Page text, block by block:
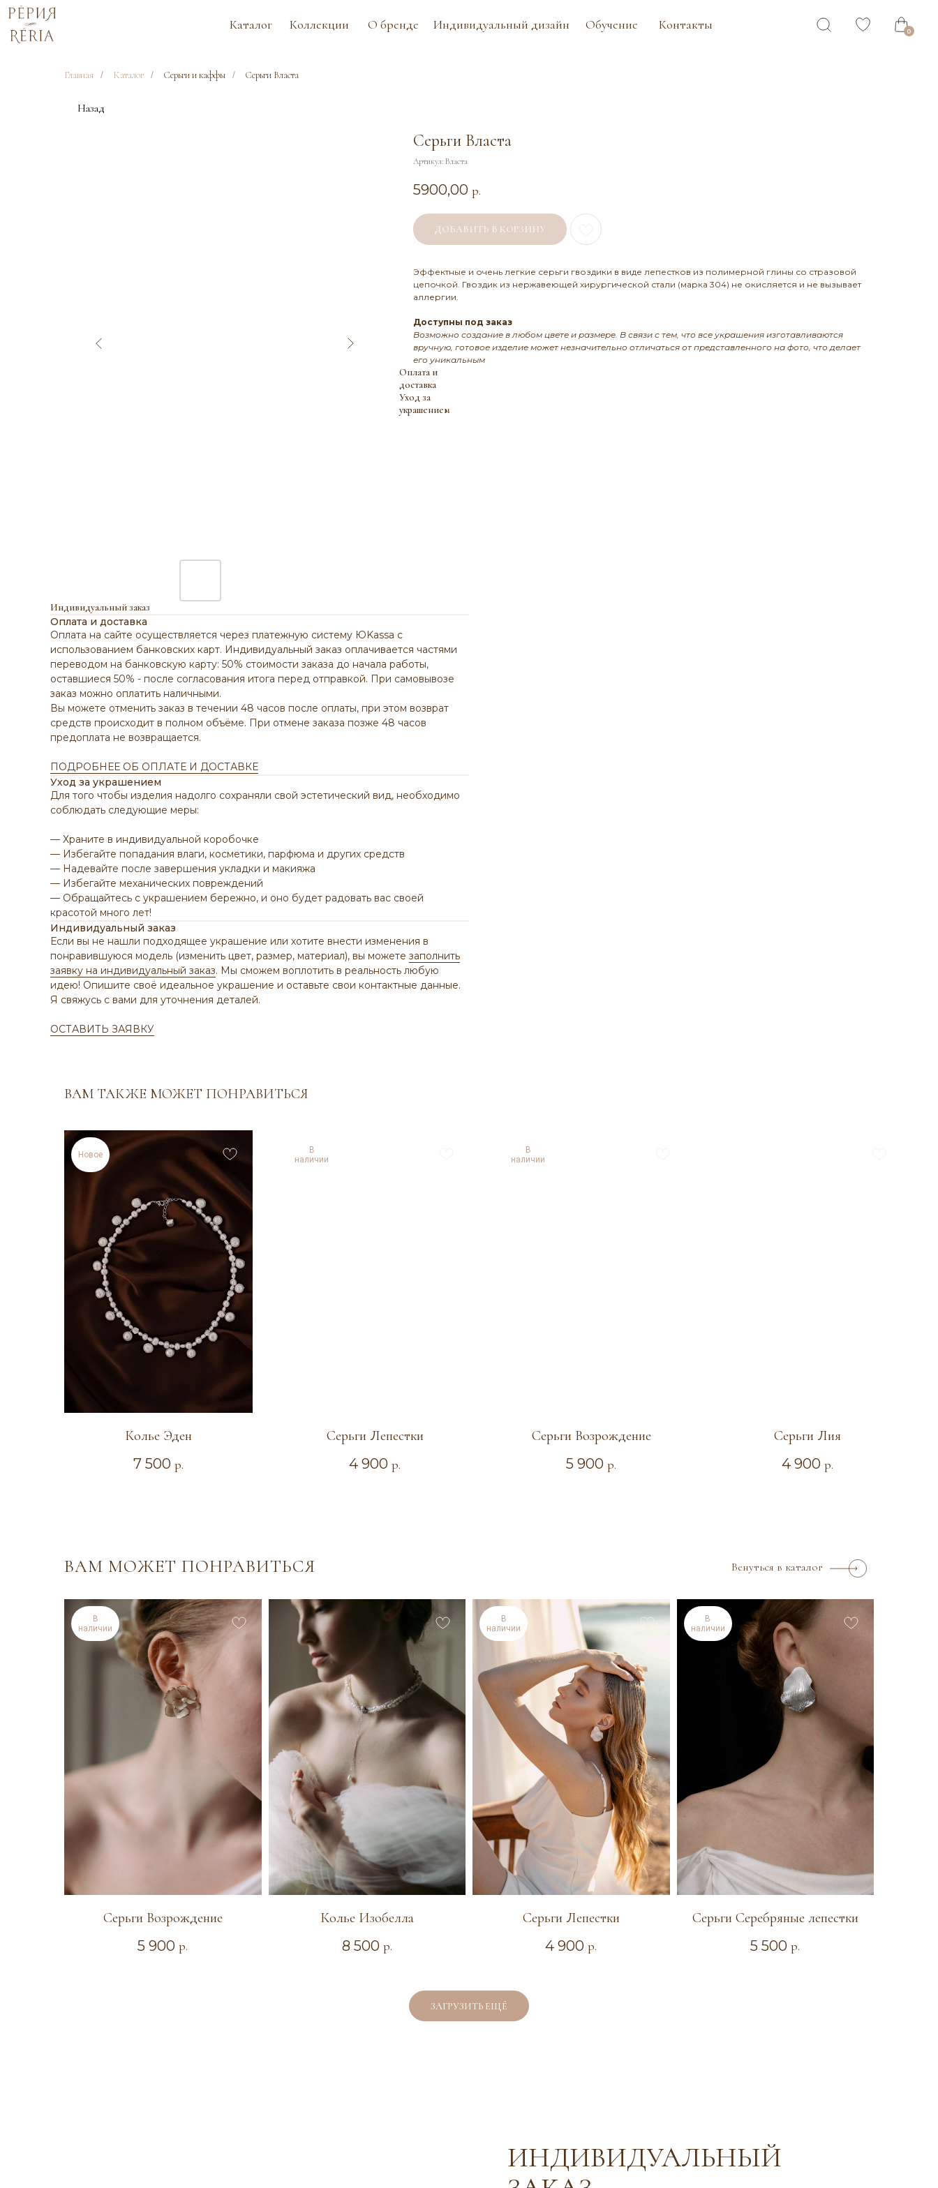
Каталог Коллекции О бренде Индивидуальный дизайн Контакты
Обучение
Главная / Каталог / Серьги и каффы / Серьги Власта
Назад
Серьги Власта
Артикул: Власта
5900,00 р.
ДОБАВИТЬ В КОРЗИНУ
Эффектные и очень легкие серьги гвоздики в виде лепестков из полимерной глины со стразовой
цепочкой. Гвоздик из нержавеющей хирургической стали (марка 304) не окисляется и не вызывает
аллергии.
Доступны под заказ
Возможно создание в любом цвете и размере. В связи с тем, что все украшения изготавливаются
вручную, готовое изделие может незначительно отличаться от представленного на фото, что делает
его уникальным
Оплата и
доставка
Уход за
украшением
Индивидуальный заказ
Оплата и доставка
Оплата на сайте осуществляется через платежную систему ЮKassa с
использованием банковских карт. Индивидуальный заказ оплачивается частями
переводом на банковскую карту: 50% стоимости заказа до начала работы,
оставшиеся 50% - после согласования итога перед отправкой. При самовывозе
заказ можно оплатить наличными.
Вы можете отменить заказ в течении 48 часов после оплаты, при этом возврат
средств происходит в полном объёме. При отмене заказа позже 48 часов
предоплата не возвращается.
ПОДРОБНЕЕ ОБ ОПЛАТЕ И ДОСТАВКЕ
Уход за украшением
Для того чтобы изделия надолго сохраняли свой эстетический вид, необходимо
соблюдать следующие меры:
— Храните в индивидуальной коробочке
— Избегайте попадания влаги, косметики, парфюма и других средств
— Надевайте после завершения укладки и макияжа
— Избегайте механических повреждений
— Обращайтесь с украшением бережно, и оно будет радовать вас своей
красотой много лет!
Индивидуальный заказ
Если вы не нашли подходящее украшение или хотите внести изменения в
понравившуюся модель (изменить цвет, размер, материал), вы можете заполнить
заявку на индивидуальный заказ. Мы сможем воплотить в реальность любую
идею! Опишите своё идеальное украшение и оставьте свои контактные данные.
Я свяжусь с вами для уточнения деталей.
ОСТАВИТЬ ЗАЯВКУ
ВАМ ТАКЖЕ МОЖЕТ ПОНРАВИТЬСЯ
Новое
Колье Эден
7 500 р.
В
наличии
Серьги Лепестки
4 900 р.
В
наличии
Серьги Возрождение
5 900 р.
Серьги Лия
4 900 р.
ВАМ МОЖЕТ ПОНРАВИТЬСЯ Венуться в каталог
В
наличии
Серьги Возрождение
5 900 р.
Колье Изобелла
8 500 р.
В
наличии
Серьги Лепестки
4 900 р.
В
наличии
Серьги Серебряные лепестки
5 500 р.
ЗАГРУЗИТЬ ЕЩЁ
ИНДИВИДУАЛЬНЫЙ